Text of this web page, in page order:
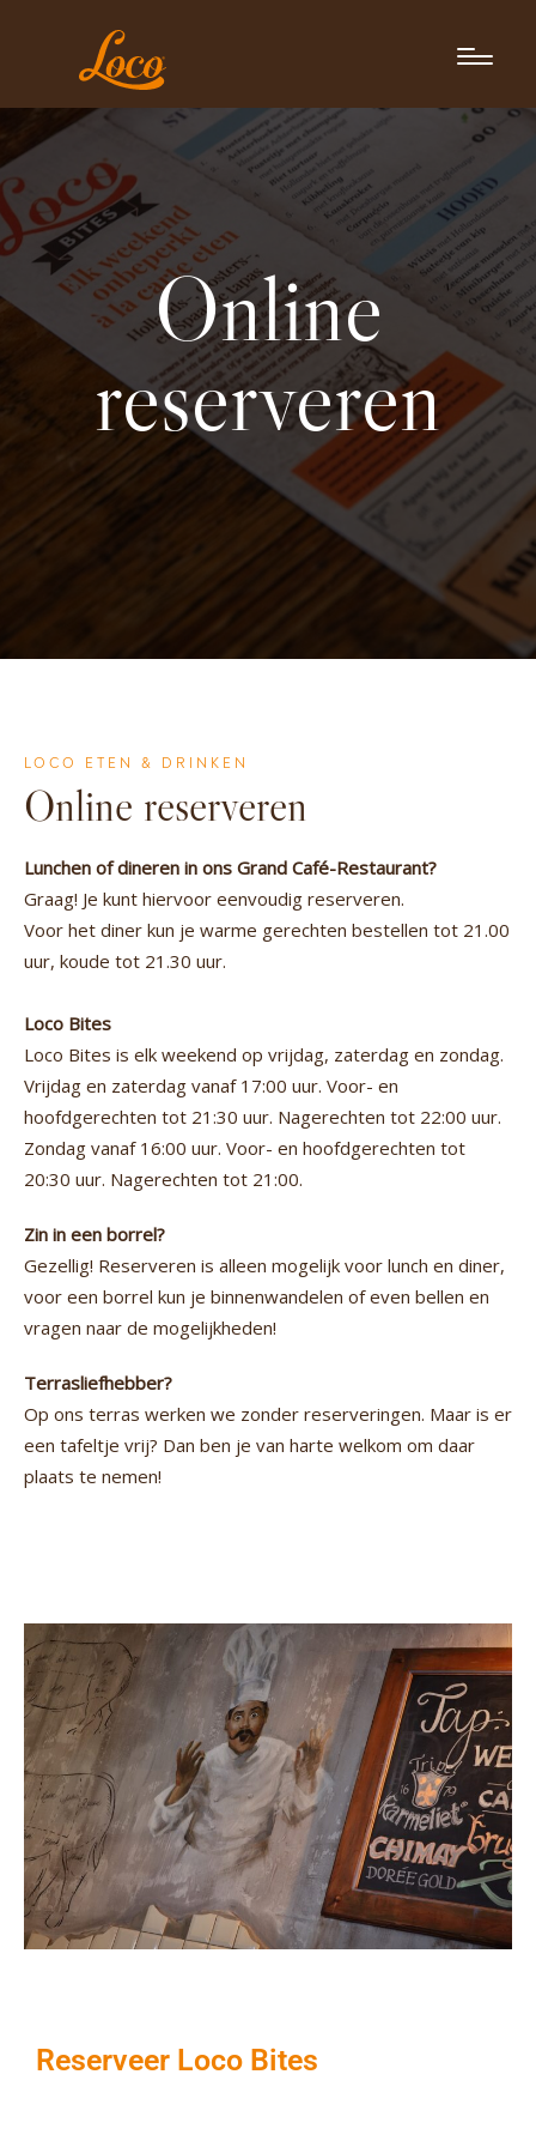
Online
reserveren
LOCO ETEN & DRINKEN
Online reserveren
Lunchen of dineren in ons Grand Café-Restaurant?
Graag! Je kunt hiervoor eenvoudig reserveren.
Voor het diner kun je warme gerechten bestellen tot 21.00
uur, koude tot 21.30 uur.
Loco Bites
Loco Bites is elk weekend op vrijdag, zaterdag en zondag.
Vrijdag en zaterdag vanaf 17:00 uur. Voor- en
hoofdgerechten tot 21:30 uur. Nagerechten tot 22:00 uur.
Zondag vanaf 16:00 uur. Voor- en hoofdgerechten tot
20:30 uur. Nagerechten tot 21:00.
Zin in een borrel?
Gezellig! Reserveren is alleen mogelijk voor lunch en diner,
voor een borrel kun je binnenwandelen of even bellen en
vragen naar de mogelijkheden!
Terrasliefhebber?
Op ons terras werken we zonder reserveringen. Maar is er
een tafeltje vrij? Dan ben je van harte welkom om daar
plaats te nemen!
Reserveer Loco Bites